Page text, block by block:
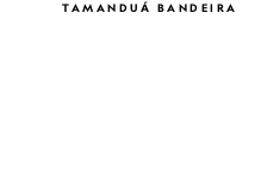
TAMANDUÁ BANDEIRA